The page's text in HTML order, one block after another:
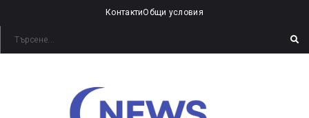
КонтактиОбщи условия